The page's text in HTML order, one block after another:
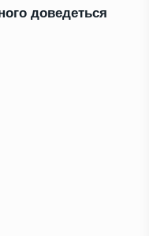
доведеться